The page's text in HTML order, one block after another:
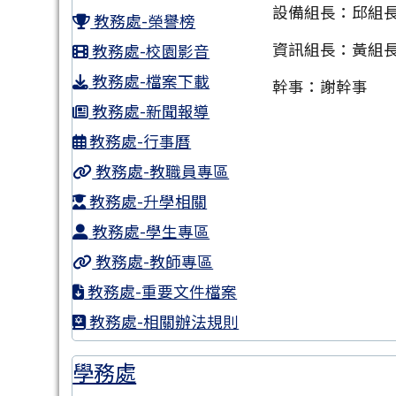
教務處-榮譽榜
教務處-校園影音
教務處-檔案下載
教務處-新聞報導
教務處-行事曆
教務處-教職員專區
教務處-升學相關
教務處-學生專區
教務處-教師專區
教務處-重要文件檔案
教務處-相關辦法規則
設備組長：邱組
資訊組長：黃組
幹事：謝幹事
學務處